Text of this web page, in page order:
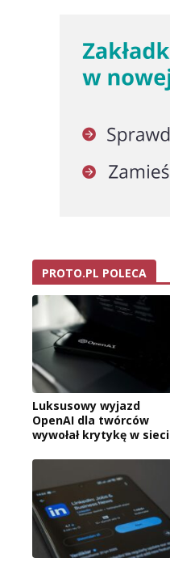
PROTO.PL POLECA
Luksusowy wyjazd
OpenAI dla twórców
wywołał krytykę w sieci